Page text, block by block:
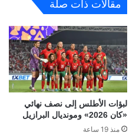
مقالات ذات صلة
لبؤات الأطلس إلى نصف نهائي
«كان 2026» ومونديال البرازيل
منذ 19 ساعة